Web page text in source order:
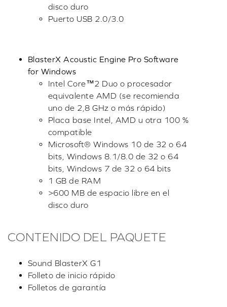
disco duro
Puerto USB 2.0/3.0
BlasterX Acoustic Engine Pro Software
for Windows
Intel Core™2 Duo o procesador
equivalente AMD (se recomienda
uno de 2,8 GHz o más rápido)
Placa base Intel, AMD u otra 100 %
compatible
Microsoft® Windows 10 de 32 o 64
bits, Windows 8.1/8.0 de 32 o 64
bits, Windows 7 de 32 o 64 bits
1 GB de RAM
>600 MB de espacio libre en el
disco duro
CONTENIDO DEL PAQUETE
Sound BlasterX G1
Folleto de inicio rápido
Folletos de garantía